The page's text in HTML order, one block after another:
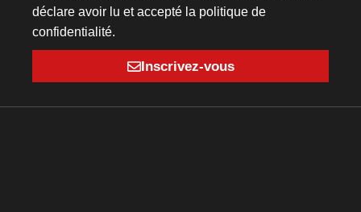
déclare avoir lu et accepté la politique de
confidentialité.
Inscrivez-vous